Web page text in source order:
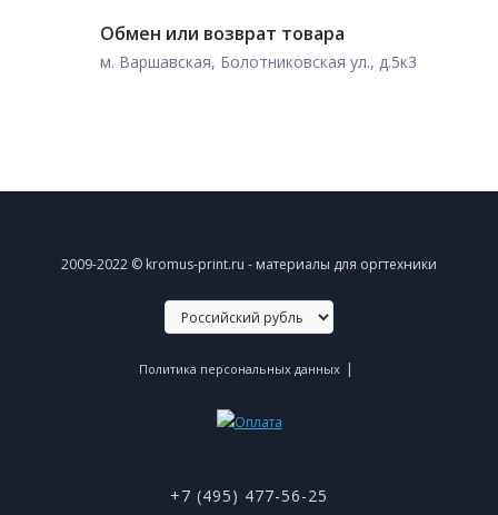
Обмен или возврат товара
м. Варшавская, Болотниковская ул., д.5к3
2009-2022 © kromus-print.ru - материалы для оргтехники
Политика персональных данных |
+7 (495) 477-56-25